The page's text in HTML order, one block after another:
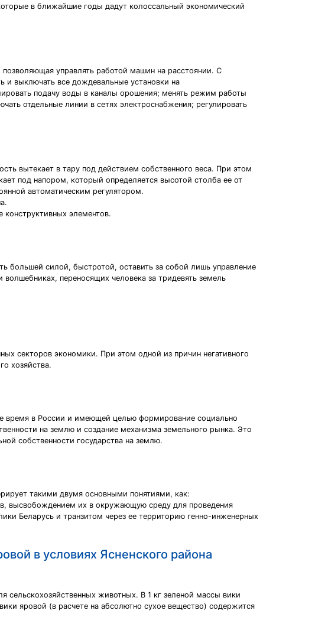
в ближайшие годы дадут колоссальный экономический
управлять работой машин на расстоянии. С
выключать все дождевальные установки на
подачу воды в каналы орошения; менять режим работы
отдельные линии в сетях электроснабжения; регулировать
вытекает в тару под действием собственного веса. При этом
под напором, который определяется высотой столба ее от
автоматическим регулятором.
элементов.
большей силой, быстротой, оставить за собой лишь управление
переносящих человека за тридевять земель
секторов экономики. При этом одной из причин негативного
хозяйства.
время в России и имеющей целью формирование социально
на землю и создание механизма земельного рынка. Это
собственности государства на землю.
такими двумя основными понятиями, как:
высвобождением их в окружающую среду для проведения
Беларусь и транзитом через ее территорию генно-инженерных
в условиях Ясненского района
сельскохозяйственных животных. В 1 кг зеленой массы вики
яровой (в расчете на абсолютно сухое вещество) содержится